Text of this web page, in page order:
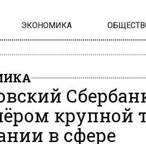
ЭКОНОМИКА
крупной
в сфере